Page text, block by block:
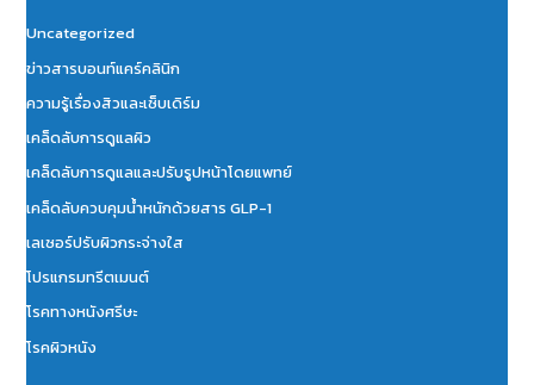
Uncategorized
ข่าวสารบอนท์แคร์คลินิก
ความรู้เรื่องสิวและเซ็บเดิร์ม
เคล็ดลับการดูแลผิว
เคล็ดลับการดูแลและปรับรูปหน้าโดยแพทย์
เคล็ดลับควบคุมน้ำหนักด้วยสาร GLP-1
เลเซอร์ปรับผิวกระจ่างใส
โปรแกรมทรีตเมนต์
โรคทางหนังศรีษะ
โรคผิวหนัง